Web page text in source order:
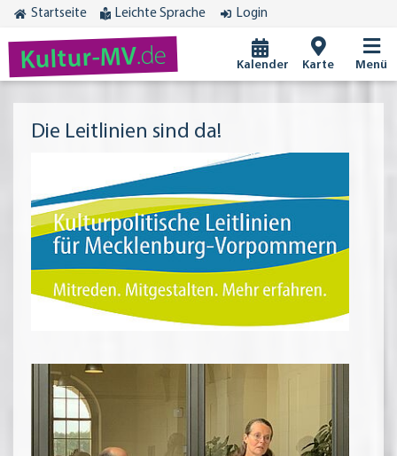
Startseite Leichte Sprache Login
Kultur-MV.de Kalender Karte Menü
Die Leitlinien sind da!